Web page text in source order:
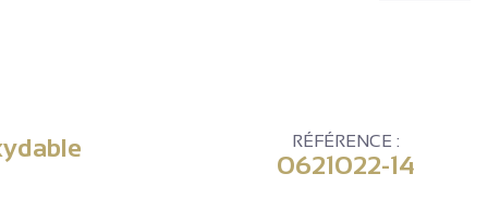
RÉFÉRENCE :
0621022-14